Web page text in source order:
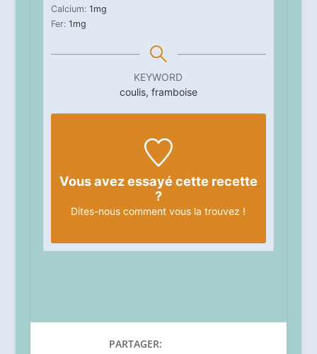
Calcium: 1mg
Fer: 1mg
KEYWORD
coulis, framboise
Vous avez essayé cette recette
?
Dites-nous comment vous la trouvez !
PARTAGER: